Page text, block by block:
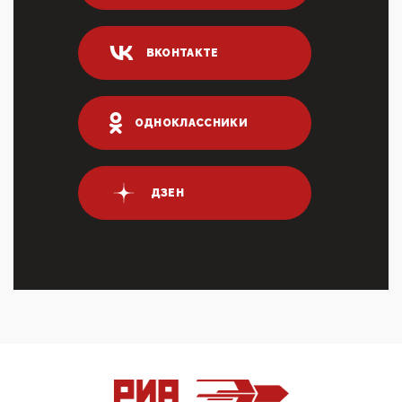
04:47, 10 Апреля 2026
ИНН для переводов по СБП это первый шаг из
логических двухЗаполнение ИНН при любых
переводах по ...
03:35, 10 Апреля 2026
Суммарное вознаграждение менеджменту в 15
крупных банках по итогам 2025 года превысило 63
03:01, 10 Апреля 2026
Террорист и убийца Буданов вальяжно сообщил,
что союзники просили Киев не наносить удары по
входМошенники активно пользуются аккаунтами на
Госуслугах уме...
ВКОНТАКТЕ
ОДНОКЛАССНИКИ
ДЗЕН